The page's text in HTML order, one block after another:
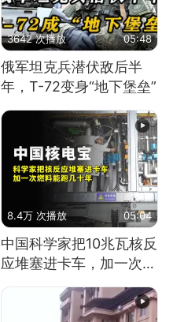
3642 次播放 05:48
俄军坦克兵潜伏敌后半
年，T-72变身“地下堡垒”
8.4万 次播放 05:04
中国科学家把10兆瓦核反
应堆塞进卡车，加一次燃